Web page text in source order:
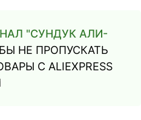
"СУНДУК АЛИ-
НЕ ПРОПУСКАТЬ
С ALIEXPRESS